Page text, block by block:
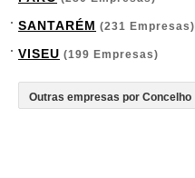
SANTARÉM (231 Empresas)
VISEU (199 Empresas)